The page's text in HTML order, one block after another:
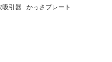
吸引器 かっさプレート